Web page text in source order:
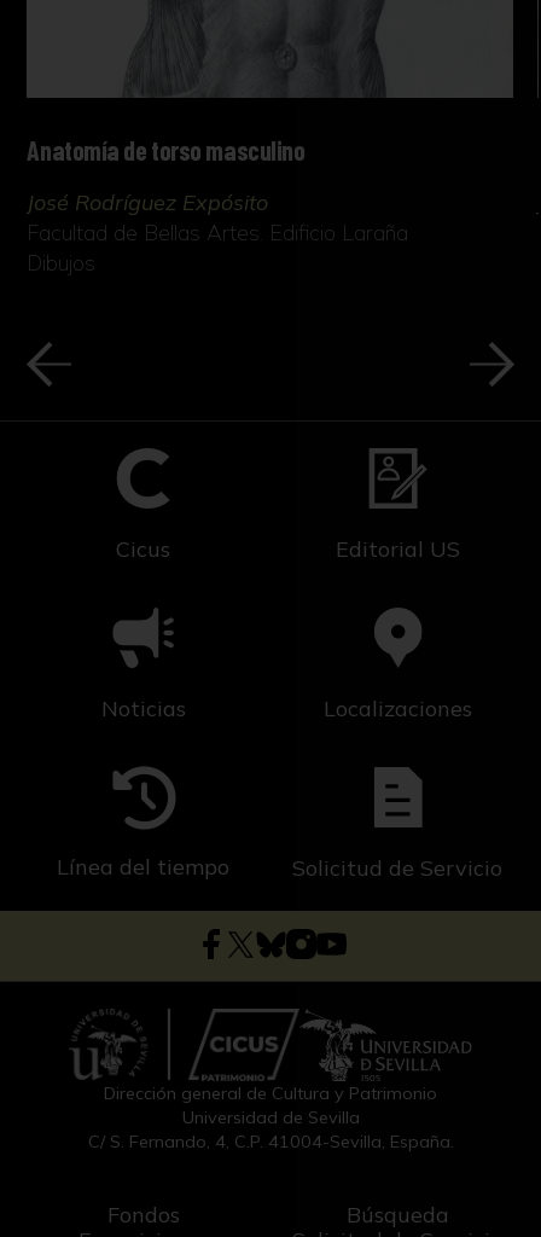
Anatomía de torso masculino
José Rodríguez Expósito
Facultad de Bellas Artes. Edificio Laraña
Dibujos
Cicus Editorial US
Noticias Localizaciones
Línea del tiempo Solicitud de Servicio
Dirección general de Cultura y Patrimonio
Universidad de Sevilla
C/ S. Fernando, 4, C.P. 41004-Sevilla, España.
Fondos
Búsqueda